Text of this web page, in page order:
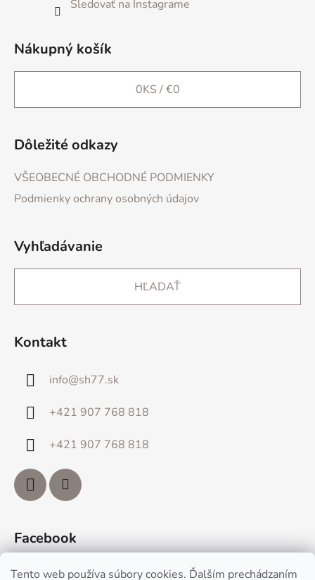
Tento web používa súbory cookies. Ďalším prechádzaním
Sledovať na Instagrame
Nákupný košík
0KS /€0
Dôležité odkazy
VŠEOBECNÉ OBCHODNÉ PODMIENKY
Podmienky ochrany osobných údajov
Vyhľadávanie
HĽADAŤ
Kontakt
info@sh77.sk
+421 907 768 818
+421 907 768 818
Facebook